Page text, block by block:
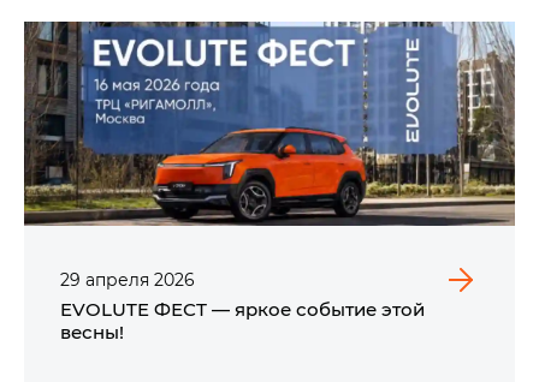
29 апреля 2026
EVOLUTE ФЕСТ — яркое событие этой
весны!